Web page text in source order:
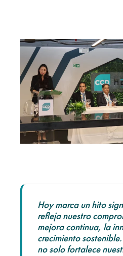
Hoy marca un hito
refleja nuestro
mejora continua, la
crecimiento
no solo fortalece